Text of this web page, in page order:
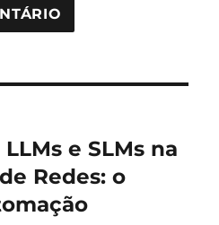
e SLMs na
Redes: o